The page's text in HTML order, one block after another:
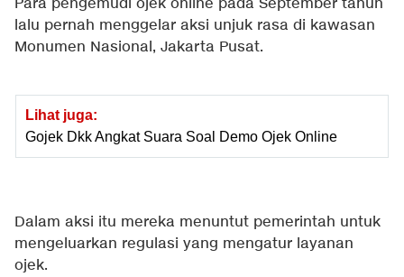
Para pengemudi ojek online pada September tahun
lalu pernah menggelar aksi unjuk rasa di kawasan
Monumen Nasional, Jakarta Pusat.
Lihat juga:
Gojek Dkk Angkat Suara Soal Demo Ojek Online
Dalam aksi itu mereka menuntut pemerintah untuk
mengeluarkan regulasi yang mengatur layanan
ojek.